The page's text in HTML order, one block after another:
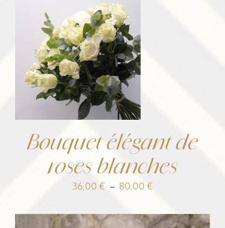
Bouquet élégant de
roses blanches
36,00 € – 80,00 €Plage
prix :